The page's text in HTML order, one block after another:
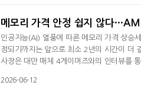
메모리 가격 안정 쉽지 않다
인공지능(AI) 열풍에 따른 메모리 가격 상승
정되기까지는 앞으로 최소 2년의 시간이
사장은 대만 매체 4게이머즈와의 인터뷰를
이 도래하면서 DDR5 메모리의 가격 상승을
2026-06-12